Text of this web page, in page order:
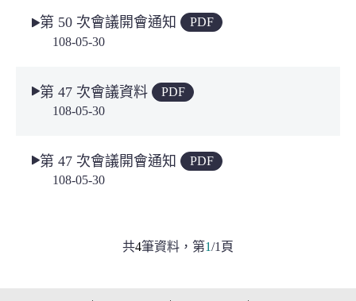
108-05-30
第 50 次會議開會通知 PDF
108-05-30
第 47 次會議資料 PDF
108-05-30
第 47 次會議開會通知 PDF
共4筆資料， 第1/1 頁